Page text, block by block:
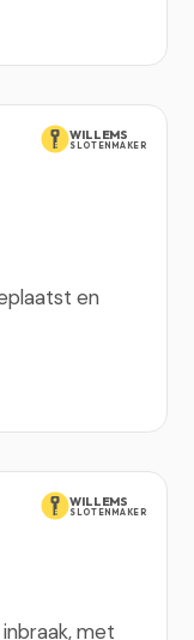
WILLEMS
SLOTENMAKER
en
WILLEMS
SLOTENMAKER
met